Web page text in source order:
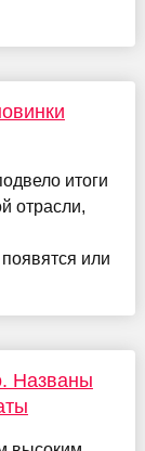
итоги
отрасли,
или
Названы